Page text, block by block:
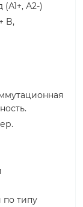
(А1+, А2-)
B,
по типу